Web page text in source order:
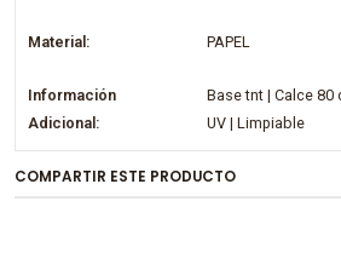
Material: PAPEL
Información
Adicional:
Base tnt | Calce 80
UV | Limpiable
COMPARTIR ESTE PRODUCTO